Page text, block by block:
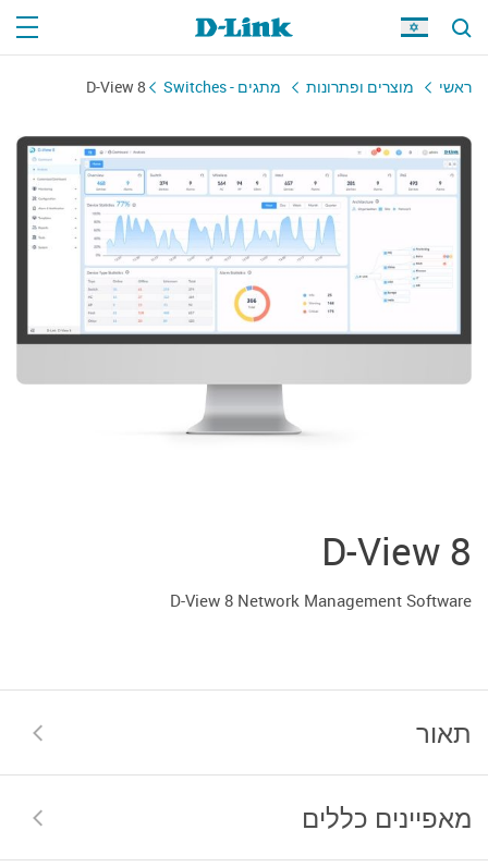
ראשי מוצרים ופתרונות מתגים - Switches D-View 8
D-View 8
D-View 8 Network Management Software
תאור
מאפיינים כללים